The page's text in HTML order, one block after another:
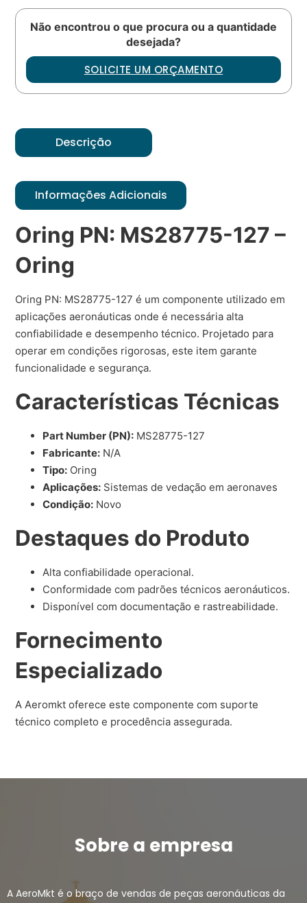
Não encontrou o que procura ou a quantidade
desejada?
SOLICITE UM ORÇAMENTO
Descrição
Informações Adicionais
Oring PN: MS28775-127 –
Oring
Oring PN: MS28775-127 é um componente utilizado em
aplicações aeronáuticas onde é necessária alta
confiabilidade e desempenho técnico. Projetado para
operar em condições rigorosas, este item garante
funcionalidade e segurança.
Características Técnicas
Part Number (PN): MS28775-127
Fabricante: N/A
Tipo: Oring
Aplicações: Sistemas de vedação em aeronaves
Condição: Novo
Destaques do Produto
Alta confiabilidade operacional.
Conformidade com padrões técnicos aeronáuticos.
Disponível com documentação e rastreabilidade.
Fornecimento
Especializado
A Aeromkt oferece este componente com suporte
técnico completo e procedência assegurada.
Sobre a empresa
A AeroMkt é o braço de vendas de peças aeronáuticas da